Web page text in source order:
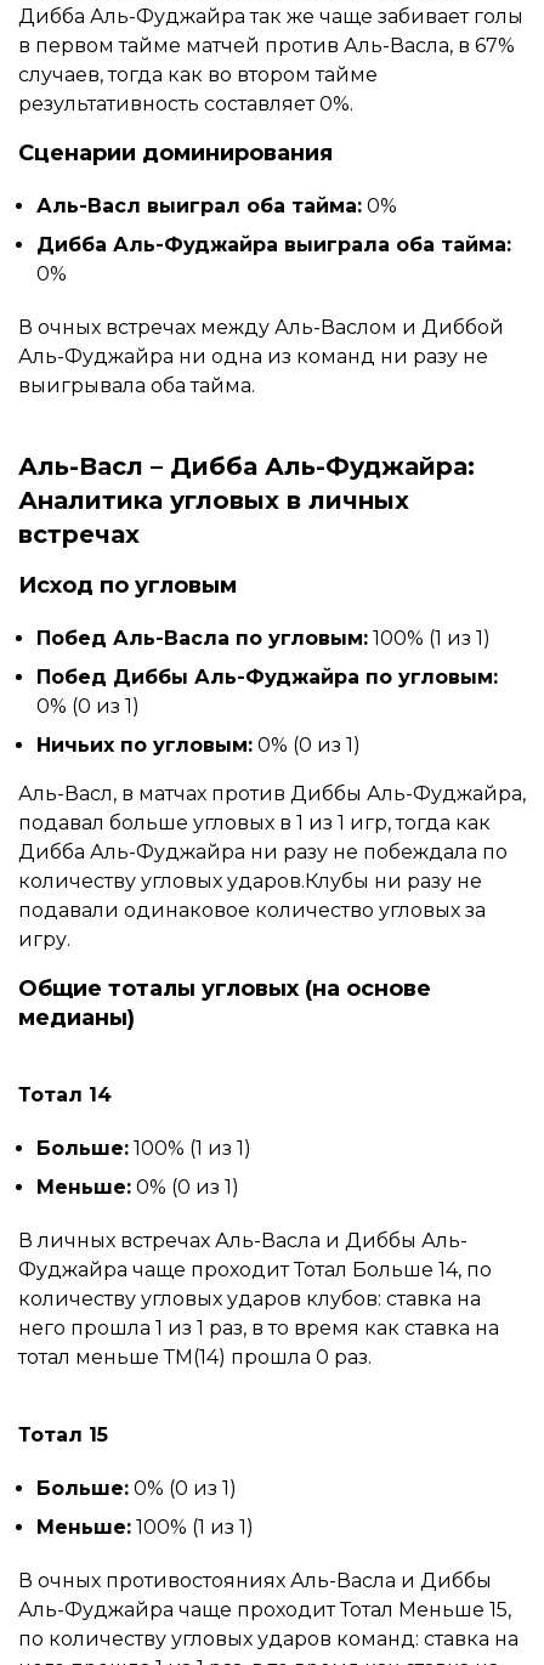
Дибба Аль-Фуджайра так же чаще забивает голы
в первом тайме матчей против Аль-Васла, в 67%
случаев, тогда как во втором тайме
результативность составляет 0%.
Сценарии доминирования
Аль-Васл выиграл оба тайма: 0%
Дибба Аль-Фуджайра выиграла оба тайма:
0%
В очных встречах между Аль-Васлом и Диббой
Аль-Фуджайра ни одна из команд ни разу не
выигрывала оба тайма.
Аль-Васл – Дибба Аль-Фуджайра:
Аналитика угловых в личных
встречах
Исход по угловым
Побед Аль-Васла по угловым: 100% (1 из 1)
Побед Диббы Аль-Фуджайра по угловым:
0% (0 из 1)
Ничьих по угловым: 0% (0 из 1)
Аль-Васл, в матчах против Диббы Аль-Фуджайра,
подавал больше угловых в 1 из 1 игр, тогда как
Дибба Аль-Фуджайра ни разу не побеждала по
количеству угловых ударов.Клубы ни разу не
подавали одинаковое количество угловых за
игру.
Общие тоталы угловых (на основе
медианы)
Тотал 14
Больше: 100% (1 из 1)
Меньше: 0% (0 из 1)
В личных встречах Аль-Васла и Диббы Аль-
Фуджайра чаще проходит Тотал Больше 14, по
количеству угловых ударов клубов: ставка на
него прошла 1 из 1 раз, в то время как ставка на
тотал меньше ТМ(14) прошла 0 раз.
Тотал 15
Больше: 0% (0 из 1)
Меньше: 100% (1 из 1)
В очных противостояниях Аль-Васла и Диббы
Аль-Фуджайра чаще проходит Тотал Меньше 15,
по количеству угловых ударов команд: ставка на